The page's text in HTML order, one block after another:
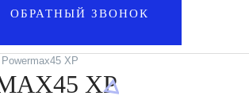
ОБРАТНЫЙ ЗВОНОК
XP
XP